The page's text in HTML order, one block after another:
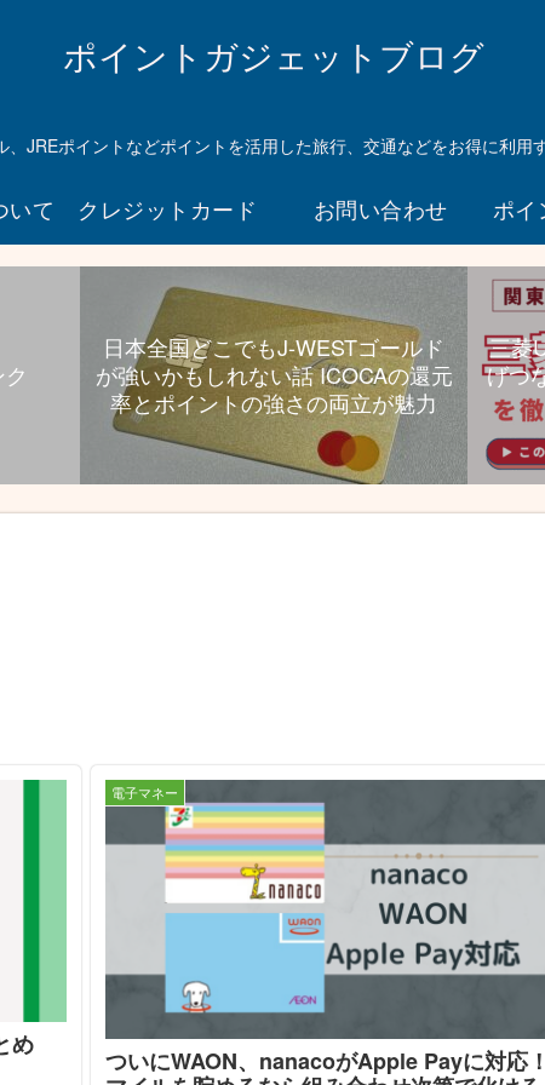
ポイントガジェットブログ
、JREポイントなどポイントを活用した旅行、交通などをお得に利用
いて クレジットカード お問い合わせ ポイ
日本全国どこでもJ-WESTゴールド
が強いかもしれない話 ICOCAの還元
率とポイントの強さの両立が魅力
UC
プラ
とい
ない
んじ
ゃな
とい
う件
航空
券高
還元
と旅
行特
典、
三菱
げつ
め
電子マネー
ついにWAON、nanacoがApple Payに対応